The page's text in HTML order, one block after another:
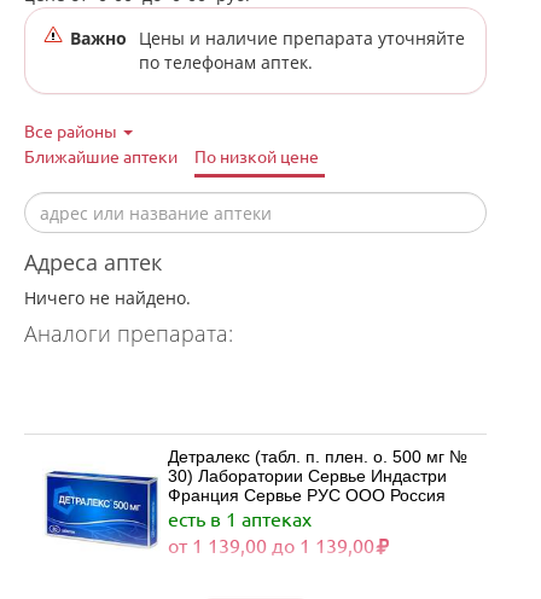
Важно
Цены и наличие препарата уточняйте
по телефонам аптек.
Все районы
Ближайшие аптеки
По низкой цене
Адреса аптек
Ничего не найдено.
Аналоги препарата:
Детралекс (табл. п. плен. о. 500 мг №
30) Лаборатории Сервье Индастри
Франция Сервье РУС ООО Россия
есть в 1 аптеках
от 1 139,00 до 1 139,00